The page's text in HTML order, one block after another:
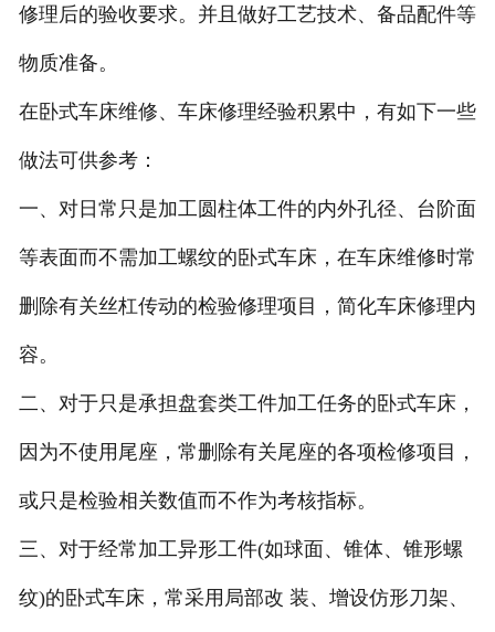
修理后的验收要求。并且做好工艺技术、备品配件等
物质准备。
在卧式车床维修、车床修理经验积累中，有如下一些
做法可供参考：
一、 对日常只是加工圆柱体工件的内外孔径、台阶面
等表面而不需加工螺纹的卧式车床，在车床维修时常
删除有关丝杠传动的检验修理项目，简化车床修理内
容。
二、 对于只是承担盘套类工件加工任务的卧式车床，
因为不使用尾座，常删除有关尾座的各项检修项目，
或只是检验相关数值而不作为考核指标。
三、 对于经常加工异形工件(如球面、锥体、锥形螺
纹)的卧式车床，常采用局部改 装、增设仿形刀架、